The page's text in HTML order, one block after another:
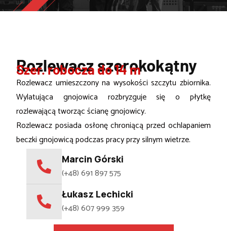
Rozlewacz szerokokątny
Szer. robocza do 14 m
Rozlewacz umieszczony na wysokości szczytu zbiornika.
Wylatująca gnojowica rozbryzguje się o płytkę
rozlewającą tworząc ścianę gnojowicy.
Rozlewacz posiada osłonę chroniącą przed ochlapaniem
beczki gnojowicą podczas pracy przy silnym wietrze.
Marcin Górski
(+48) 691 897 575
Łukasz Lechicki
(+48) 607 999 359